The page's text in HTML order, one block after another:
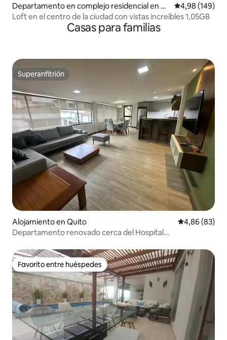
Departamento en complejo residencial en Q
uito
Calificación
4,98 (149)
Loft en el centro de la ciudad con vistas increíbles 1,05GB
Casas para familias
Superanfitrión
Superanfitrión
Alojamiento en Quito Calificación
4,86 (83)
Departamento renovado cerca del Hospital
Favorito entre huéspedes
Favorito entre huéspedes